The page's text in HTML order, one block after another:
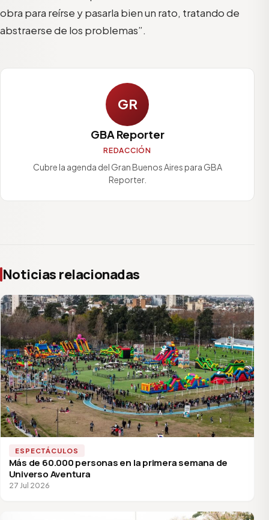
obra para reírse y pasarla bien un rato, tratandode
abstraerse de los problemas”.
GR
GBA Reporter
REDACCIÓN
Cubre la agenda del Gran Buenos Aires para GBA
Reporter.
Noticias relacionadas
ESPECTÁCULOS
Más de 60.000 personas en la primera semana de
Universo Aventura
27 Jul 2026